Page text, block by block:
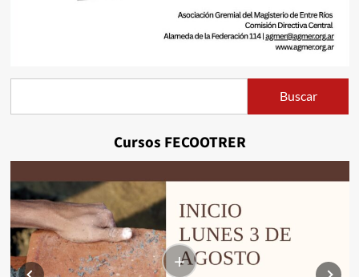
Buscar
Cursos FECOOTRER
+